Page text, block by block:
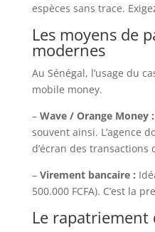
espèces sans trace.
Les moyens de
modernes
Au Sénégal, l’usage du
mobile money.
– Wave / Orange Money :
souvent ainsi. L’agence
d’écran des
– Virement bancaire :
500.000 FCFA). C’est la
Le rapatriement